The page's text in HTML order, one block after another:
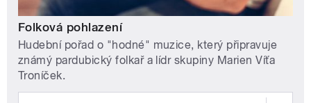
Folková pohlazení
Hudební pořad o "hodné" muzice, který připravuje
známý pardubický folkař a lídr skupiny Marien Víťa
Troníček.